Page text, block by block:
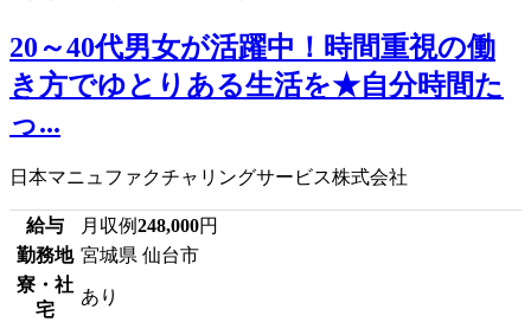
20～40代男女が活躍中！時間重視の働
き方でゆとりある生活を★自分時間た
っ...
日本マニュファクチャリングサービス株式会社
給与 月収例248,000円
勤務地 宮城県 仙台市
寮・社
宅
あり